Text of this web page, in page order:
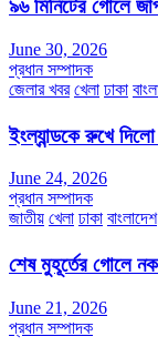
June 30, 2026
প্রধান সম্পাদক
জেলার খবর খেলা ঢাকা
ইংল্যান্ডকে রুখে
June 24, 2026
প্রধান সম্পাদক
জাতীয় খেলা ঢাকা বাংলাদেশ
শেষ মুহূর্তের গোলে
June 21, 2026
প্রধান সম্পাদক